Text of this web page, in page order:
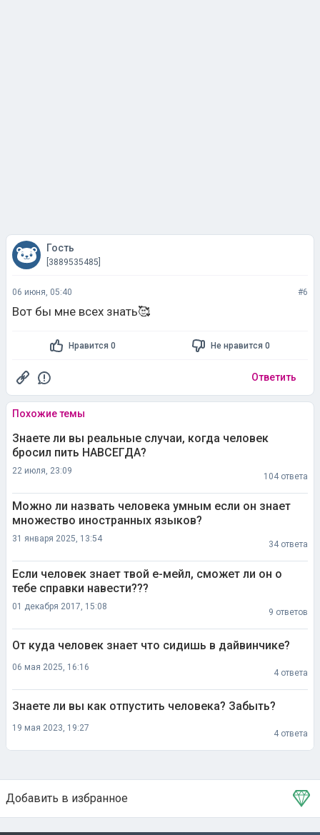
Гость
[3889535485]
06 июня, 05:40 #6
Вот бы мне всех знать🥰
Нравится 0 Не нравится 0
Ответить
Похожие темы
Знаете ли вы реальные случаи, когда человек
бросил пить НАВСЕГДА?
22 июля, 23:09
104 ответа
Можно ли назвать человека умным если он знает
множество иностранных языков?
31 января 2025, 13:54
34 ответа
Если человек знает твой е-мейл, сможет ли он о
тебе справки навести???
01 декабря 2017, 15:08
9 ответов
От куда человек знает что сидишь в дайвинчике?
06 мая 2025, 16:16
4 ответа
Знаете ли вы как отпустить человека? Забыть?
19 мая 2023, 19:27
4 ответа
Добавить в избранное
Тема в избранном